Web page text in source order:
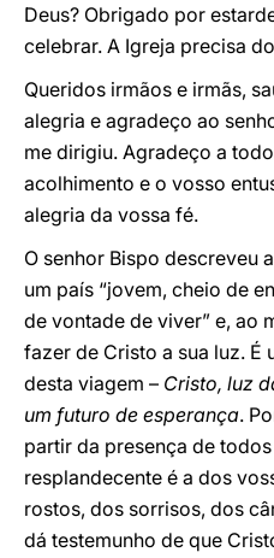
Deus? Obrigado por
celebrar. A Igreja precisa
Queridos irmãos e irmãs,
alegria e agradeço ao
me dirigiu. Agradeço a
acolhimento e o vosso
alegria da vossa fé.
O senhor Bispo descreveu
um país “jovem, cheio de
de vontade de viver” e, ao
fazer de Cristo a sua luz. É
desta viagem – Cristo, luz
um futuro de esperança.
partir da presença de
resplandecente é a dos
rostos, dos sorrisos, dos
dá testemunho de que